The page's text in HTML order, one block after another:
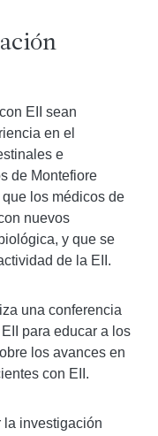
EII sean
en el
e
de Montefiore
los médicos de
nuevos
y que se
de la EII.
una conferencia
para educar a los
los avances en
con EII.
la investigación